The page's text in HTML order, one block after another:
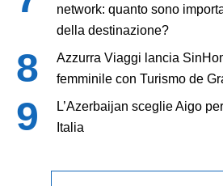
network: quanto sono
della destinazione?
Azzurra Viaggi lancia
femminile con Turismo de
L’Azerbaijan sceglie Aigo
Italia